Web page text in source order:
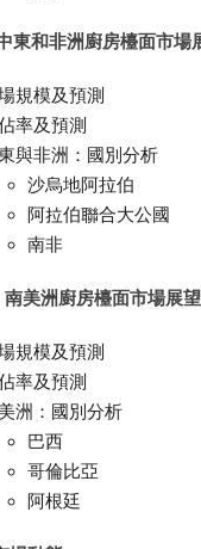
東和非洲廚房檯面市場
規模及預測
率及預測
與非洲：國別分析
沙烏地阿拉伯
阿拉伯聯合大公國
南非
南美洲廚房檯面市場展望
規模及預測
率及預測
洲：國別分析
巴西
哥倫比亞
阿根廷